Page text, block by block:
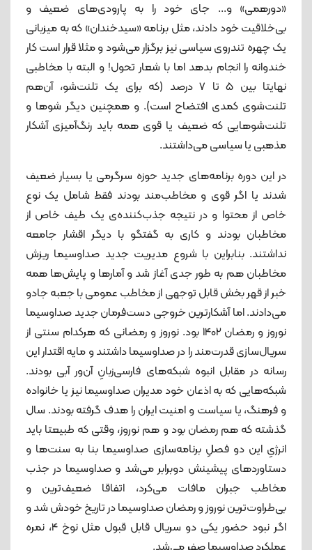
«دورهمی» و... جای خود را به پارودی‌های ضعیف و
بی‌خلاقیت خود دادند، مثل برنامه «سیدخندان» که به میزبانی
یک چهره تندروی سیاسی نیز برگزار می‌شود و مثلا قرار است کار
خندوانه را انجام بدهد اما با شعار تحول! و البته با مخاطبی
نهایتا بین 5 تا 7 درصد (که برای یک تلنت‌شو، آن‌هم
تلنت‌شوی کمدی افتضاح است). و همچنین دیگر شوها و
تلنت‌شو‌هایی که ضعیف یا قوی همه باید رنگ‌آمیزی آشکار
مذهبی یا سیاسی می‌داشتند.
در این دوره برنامه‌های جدید حوزه سرگرمی یا بسیار ضعیف
شدند یا اگر قوی و مخاطب‌مند بودند فقط شامل یک نوع
خاص از محتوا و در نتیجه جذب‌کننده‌ی یک طیف خاص از
مخاطبان بودند و کاری به گفتگو با دیگر اقشار جامعه
نداشتند. بنابراین با شروع مدیریت جدید صداوسیما ریزش
مخاطبان هم به طور جدی آغاز شد و آمارها و پایش‌ها همه
خبر از قهر بخش قابل توجهی از مخاطب عمومی با جعبه جادو
می‌دادند. اما آشکارترین خروجی دست‌فرمان جدید صداوسیما
نوروز و رمضان 1402 بود. نوروز و رمضانی که هرکدام سنتی از
سریال‌سازی قدرت‌مند را در صداوسیما داشتند و مایه اقتدار این
رسانه در مقابل انبوه شبکه‌های فارسی‌زبانِ آن‌ور آبی بودند.
شبکه‌هایی که به اذعان خود مدیران صداوسیما نیز یا خانواده
و فرهنگ، یا سیاست و امنیت ایران را هدف گرفته بودند. سال
گذشته که هم رمضان بود و هم نوروز، وقتی که طبیعتا باید
انرژیِ این دو فصلِ برنامه‌سازی صداوسیما بنا به سنت‌ها و
دستاوردهای پیشینش دوبرابر می‌شد و صداوسیما در جذب
مخاطب جبران مافات می‌کرد، اتفاقا ضعیف‌ترین و
بی‌طراوت‌ترین نوروز و رمضان صداوسیما در تاریخ خودش شد و
اگر نبود حضور یکی دو سریال قابل قبول مثل نوخ 4، نمره